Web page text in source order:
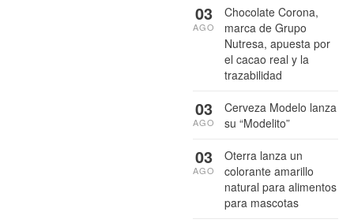
Chocolate Corona,
marca de Grupo
Nutresa, apuesta por
el cacao real y la
trazabilidad
03
AGO
Cerveza Modelo lanza
su “Modelito”
03
AGO
Oterra lanza un
colorante amarillo
natural para alimentos
para mascotas
03
AGO